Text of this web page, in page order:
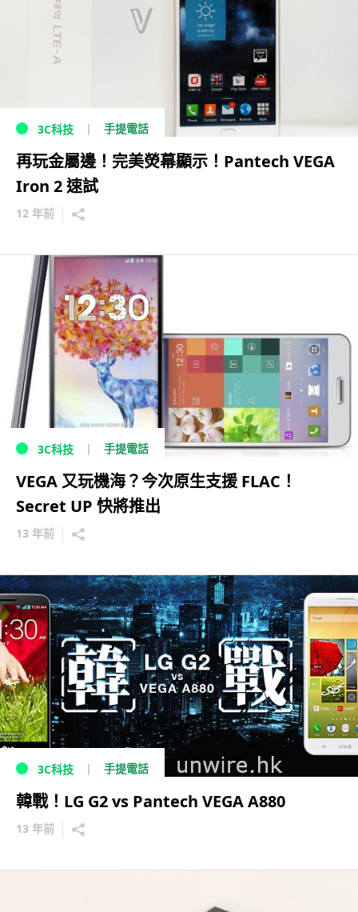
3C科技 手提電話
再玩金屬邊！完美熒幕顯示！Pantech VEGA
Iron 2 速試
12 年前
3C科技 手提電話
VEGA 又玩機海？今次原生支援 FLAC！
Secret UP 快將推出
13 年前
3C科技 手提電話
韓戰！LG G2 vs Pantech VEGA A880
13 年前